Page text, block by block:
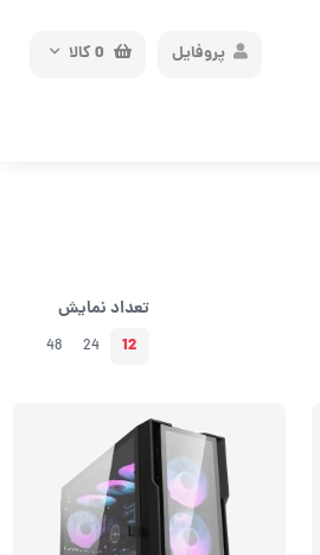
0کالا پروفایل
تعداد نمایش
12
24
48